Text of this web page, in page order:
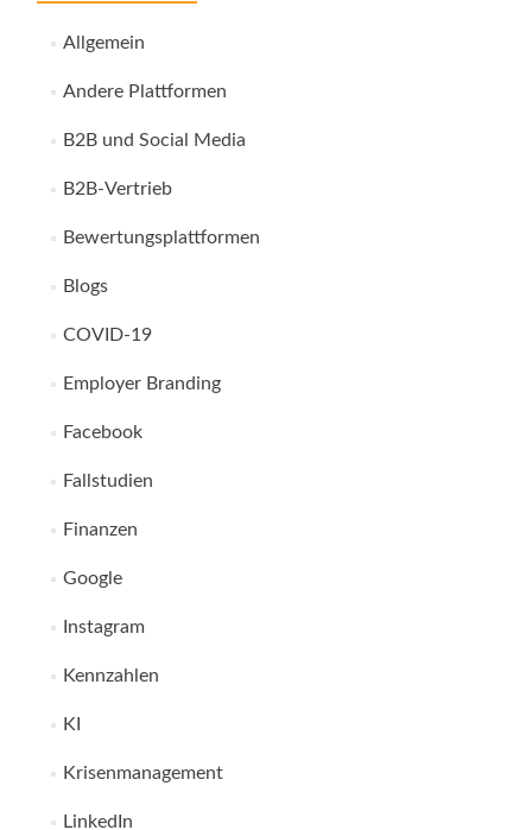
Allgemein
Andere Plattformen
B2B und Social Media
B2B-Vertrieb
Bewertungsplattformen
Blogs
COVID-19
Employer Branding
Facebook
Fallstudien
Finanzen
Google
Instagram
Kennzahlen
KI
Krisenmanagement
LinkedIn